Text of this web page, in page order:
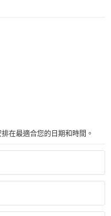
在最適合您的日期和時間。